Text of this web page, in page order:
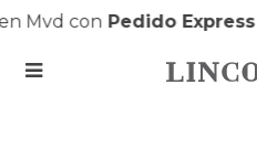
Mvd conPedido Express|
